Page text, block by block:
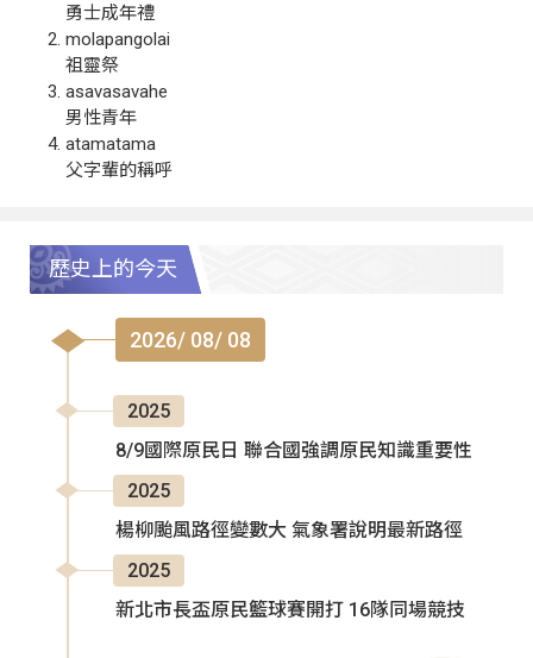
勇士成年禮
molapangolai
祖靈祭
asavasavahe
男性青年
atamatama
父字輩的稱呼
歷史上的今天
2026/ 08/ 08
2025
8/9國際原民日 聯合國強調原民知識重要性
2025
楊柳颱風路徑變數大 氣象署說明最新路徑
2025
新北市長盃原民籃球賽開打 16隊同場競技